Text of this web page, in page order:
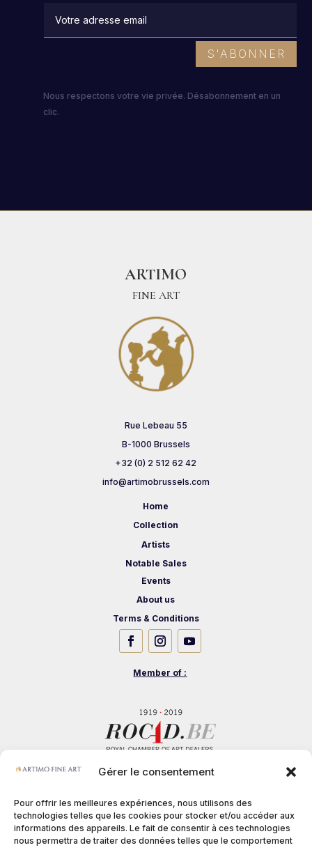
Gérer le consentement
Pour offrir les meilleures expériences, nous utilisons des
technologies telles que les cookies pour stocker et/ou accéder aux
informations des appareils. Le fait de consentir à ces technologies
nous permettra de traiter des données telles que le comportement
S'ABONNER
Nous respectons votre vie privée. Désabonnement en un
clic.
ARTIMO
FINE ART
Rue Lebeau 55
B-1000 Brussels
+32 (0) 2 512 62 42
info@artimobrussels.com
Home
Collection
Artists
Notable Sales
Events
About us
Terms & Conditions
Member of :